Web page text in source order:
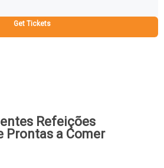
Get Tickets
Refeições
Prontas a Comer